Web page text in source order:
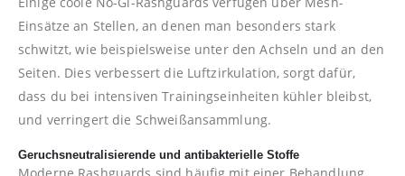
Einsätze an Stellen, an denen man besonders stark
schwitzt, wie beispielsweise unter den Achseln und an den
Seiten. Dies verbessert die Luftzirkulation, sorgt dafür,
dass du bei intensiven Trainingseinheiten kühler bleibst,
und verringert die Schweißansammlung.
Geruchsneutralisierende und antibakterielle Stoffe